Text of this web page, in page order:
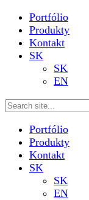
Portfólio
Produkty
Kontakt
SK
SK
EN
Portfólio
Produkty
Kontakt
SK
SK
EN